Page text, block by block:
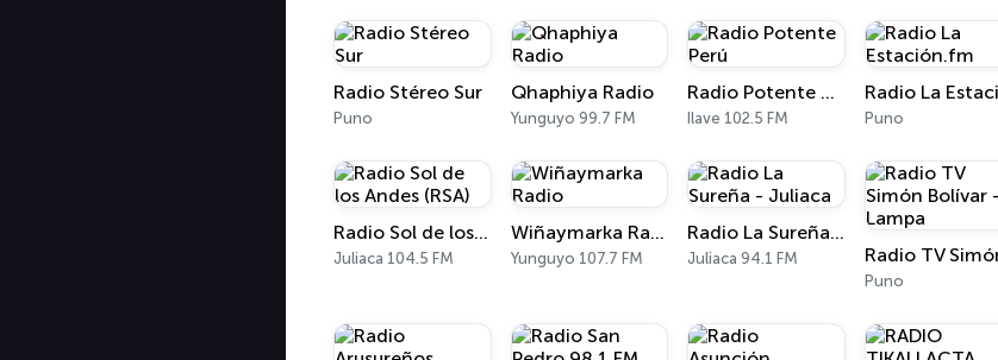
Radio Stéreo Sur
Puno
Qhaphiya Radio
Yunguyo 99.7 FM
Radio Potente Perú
Ilave 102.5 FM Puno
Radio Sol de los Andes (RSA)
Juliaca 104.5 FM
Wiñaymarka Radio
Yunguyo 107.7 FM
Radio La Sureña - Juliaca
Juliaca 94.1 FM
Puno